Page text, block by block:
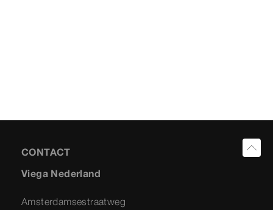
CONTACT
Viega Nederland
Amsterdamsestraatweg